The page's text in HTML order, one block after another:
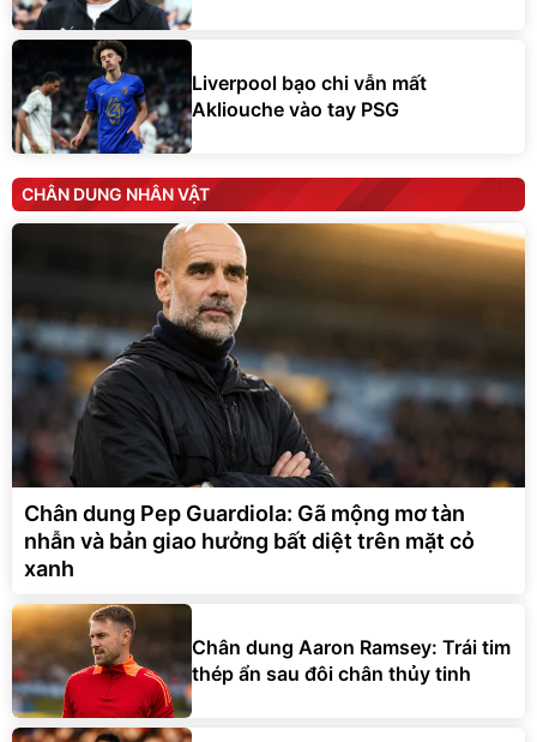
Liverpool bạo chi vẫn mất
Akliouche vào tay PSG
CHÂN DUNG NHÂN VẬT
Chân dung Pep Guardiola: Gã mộng mơ tàn
nhẫn và bản giao hưởng bất diệt trên mặt cỏ
xanh
Chân dung Aaron Ramsey: Trái tim
thép ẩn sau đôi chân thủy tinh